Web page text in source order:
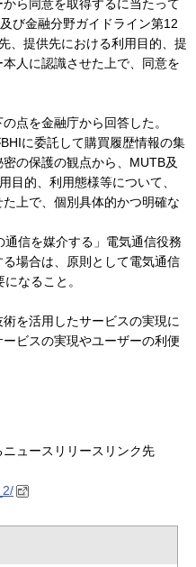
ら同意を取得するに当たって
び金融分野ガイドライン第12
、提供先における利用目的、提
人に認識させた上で、同意を
点を金融庁から回答した。
に委託して購買履歴情報の集
の保護の観点から、MUTB及
目的、利用態様等について、
上で、個別具体的かつ明確な
信を媒介する」電気通信役務
場合は、原則として電気通信
なること。
を活用したサービスの実現に
ビスの実現やユーザーの利便
ュースリリースリンク先